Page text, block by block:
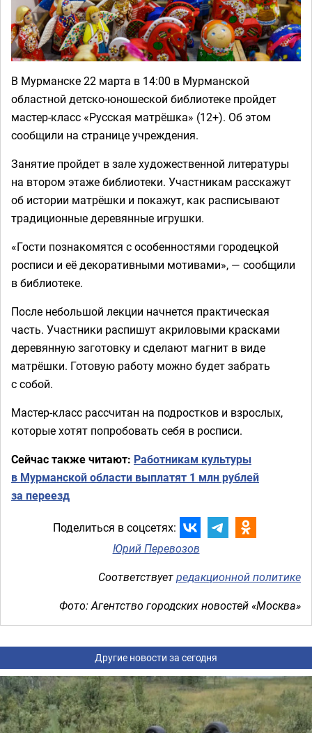
В Мурманске 22 марта в 14:00 в Мурманской
областной детско-юношеской библиотеке пройдет
мастер-класс «Русская матрёшка» (12+). Об этом
сообщили на странице учреждения.
Занятие пройдет в зале художественной литературы
на втором этаже библиотеки. Участникам расскажут
об истории матрёшки и покажут, как расписывают
традиционные деревянные игрушки.
«Гости познакомятся с особенностями городецкой
росписи и её декоративными мотивами», — сообщили
в библиотеке.
После небольшой лекции начнется практическая
часть. Участники распишут акриловыми красками
деревянную заготовку и сделают магнит в виде
матрёшки. Готовую работу можно будет забрать
с собой.
Мастер-класс рассчитан на подростков и взрослых,
которые хотят попробовать себя в росписи.
Сейчас также читают: Работникам культуры
в Мурманской области выплатят 1 млн рублей
за переезд
Поделиться в соцсетях:
Юрий Перевозов
Соответствуетредакционной политике
Фото: Агентство городских новостей «Москва»
Другие новости за сегодня